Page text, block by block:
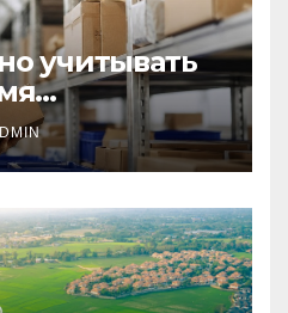
учитывать
советы для